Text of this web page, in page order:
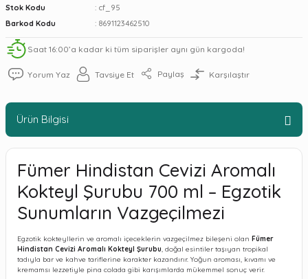
Stok Kodu
cf_95
Barkod Kodu
8691123462510
Saat 16:00’a kadar ki tüm siparişler aynı gün kargoda!
Yorum Yaz Tavsiye Et Paylaş Karşılaştır
Ürün Bilgisi
Fümer Hindistan Cevizi Aromalı
Kokteyl Şurubu 700 ml – Egzotik
Sunumların Vazgeçilmezi
Egzotik kokteyllerin ve aromalı içeceklerin vazgeçilmez bileşeni olan Fümer
Hindistan Cevizi Aromalı Kokteyl Şurubu, doğal esintiler taşıyan tropikal
tadıyla bar ve kahve tariflerine karakter kazandırır. Yoğun aroması, kıvamı ve
kremamsı lezzetiyle pina colada gibi karışımlarda mükemmel sonuç verir.